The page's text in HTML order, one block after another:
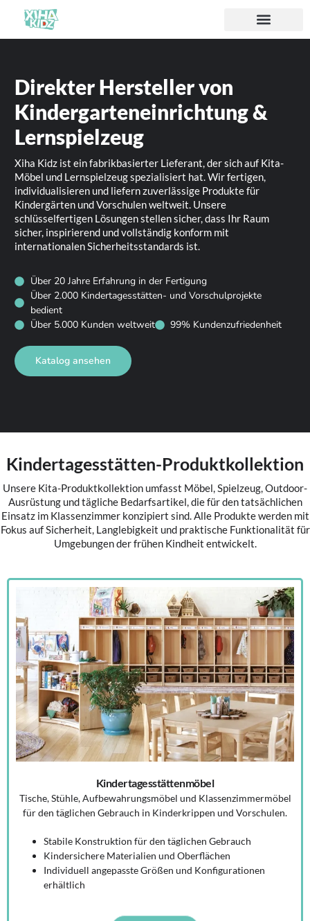
Direkter Hersteller von
Kindergarteneinrichtung &
Lernspielzeug
Xiha Kidz ist ein fabrikbasierter Lieferant, der sich auf Kita-
Möbel und Lernspielzeug spezialisiert hat. Wir fertigen,
individualisieren und liefern zuverlässige Produkte für
Kindergärten und Vorschulen weltweit. Unsere
schlüsselfertigen Lösungen stellen sicher, dass Ihr Raum
sicher, inspirierend und vollständig konform mit
internationalen Sicherheitsstandards ist.
Über 20 Jahre Erfahrung in der Fertigung
Über 2.000 Kindertagesstätten- und Vorschulprojekte
bedient
Über 5.000 Kunden weltweit
99% Kundenzufriedenheit
Katalog ansehen
Kindertagesstätten-Produktkollektion
Unsere Kita-Produktkollektion umfasst Möbel, Spielzeug, Outdoor-
Ausrüstung und tägliche Bedarfsartikel, die für den tatsächlichen
Einsatz im Klassenzimmer konzipiert sind. Alle Produkte werden mit
Fokus auf Sicherheit, Langlebigkeit und praktische Funktionalität für
Umgebungen der frühen Kindheit entwickelt.
Kindertagesstättenmöbel
Tische, Stühle, Aufbewahrungsmöbel und Klassenzimmermöbel
für den täglichen Gebrauch in Kinderkrippen und Vorschulen.
Stabile Konstruktion für den täglichen Gebrauch
Kindersichere Materialien und Oberflächen
Individuell angepasste Größen und Konfigurationen
erhältlich